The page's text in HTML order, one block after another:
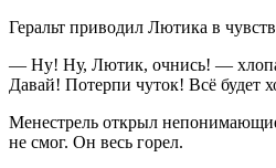
Геральт приводил Лютика в
— Ну! Ну, Лютик, очнись! —
Давай! Потерпи чуток! Всё будет
Менестрель открыл непонимающие
не смог. Он весь горел.